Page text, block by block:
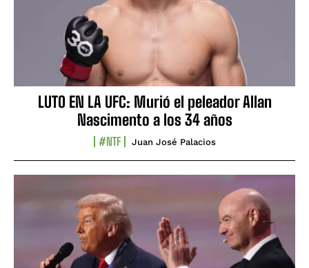
LUTO EN LA UFC: Murió el peleador Allan
Nascimento a los 34 años
#NTF Juan José Palacios